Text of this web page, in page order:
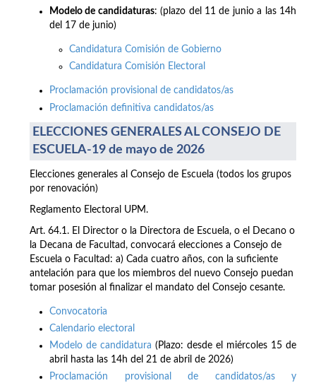
Modelo de candidaturas: (plazo del 11 de junio a las 14h
del 17 de junio)
Candidatura Comisión de Gobierno
Candidatura Comisión Electoral
Proclamación provisional de candidatos/as
Proclamación definitiva candidatos/as
ELECCIONES GENERALES AL CONSEJO DE
ESCUELA-19 de mayo de 2026
Elecciones generales al Consejo de Escuela (todos los grupos
por renovación)
Reglamento Electoral UPM.
Art. 64.1. El Director o la Directora de Escuela, o el Decano o
la Decana de Facultad, convocará elecciones a Consejo de
Escuela o Facultad: a) Cada cuatro años, con la suficiente
antelación para que los miembros del nuevo Consejo puedan
tomar posesión al finalizar el mandato del Consejo cesante.
Convocatoria
Calendario electoral
Modelo de candidatura (Plazo: desde el miércoles 15 de
abril hasta las 14h del 21 de abril de 2026)
Proclamación provisional de candidatos/as y